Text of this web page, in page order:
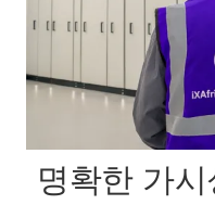
명확한 가